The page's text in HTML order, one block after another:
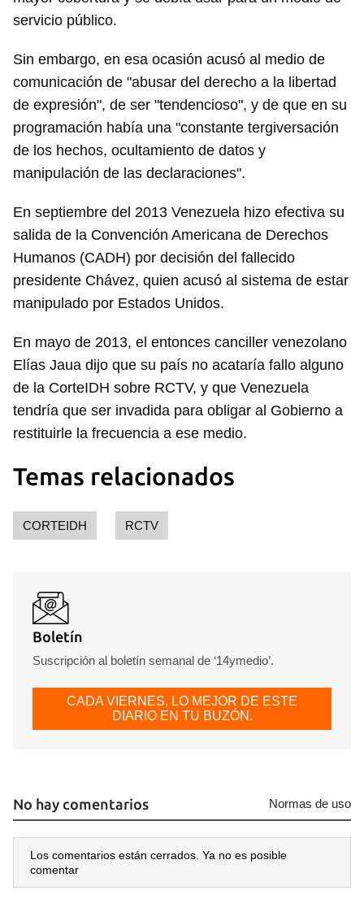
Para poder guardar como favorito, primero has de
iniciar sesión con tu cuenta de 14ymedio.
INICIAR SESIÓN CANCELAR
servicio público.
Sin embargo, en esa ocasión acusó al medio de
comunicación de "abusar del derecho a la libertad
de expresión", de ser "tendencioso", y de que en su
programación había una "constante tergiversación
de los hechos, ocultamiento de datos y
manipulación de las declaraciones".
En septiembre del 2013 Venezuela hizo efectiva su
salida de la Convención Americana de Derechos
Humanos (CADH) por decisión del fallecido
presidente Chávez, quien acusó al sistema de estar
manipulado por Estados Unidos.
En mayo de 2013, el entonces canciller venezolano
Elías Jaua dijo que su país no acataría fallo alguno
de la CorteIDH sobre RCTV, y que Venezuela
tendría que ser invadida para obligar al Gobierno a
restituirle la frecuencia a ese medio.
Temas relacionados
CORTEIDH RCTV
Boletín
Suscripción al boletín semanal de ‘14ymedio’.
CADA VIERNES, LO MEJOR DE ESTE
DIARIO EN TU BUZÓN.
No hay comentarios Normas de uso
Los comentarios están cerrados. Ya no es posible
comentar